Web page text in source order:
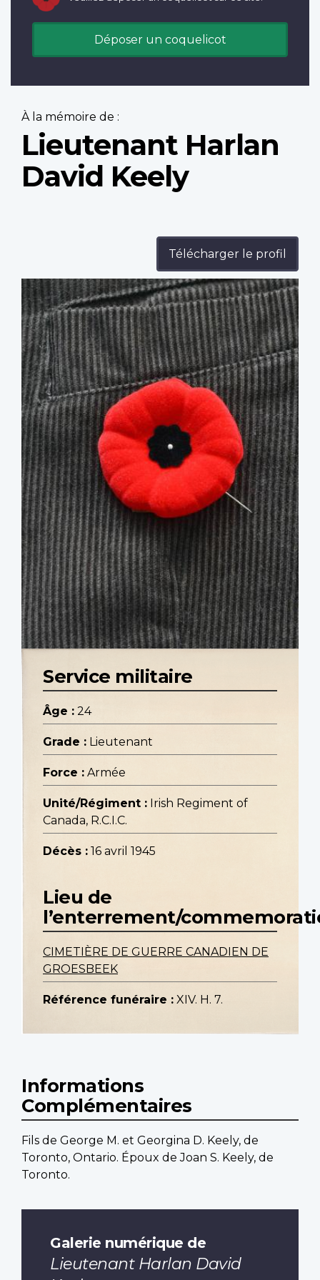
Déposer un coquelicot
À la mémoire de :
Lieutenant Harlan
David Keely
Télécharger le profil
Profile
image
Service militaire
Âge : 24
Grade : Lieutenant
Force : Armée
Unité/Régiment : Irish Regiment of
Canada, R.C.I.C.
Décès : 16 avril 1945
Lieu de
l’enterrement/
CIMETIÈRE DE GUERRE CANADIEN DE
GROESBEEK
Référence funéraire : XIV. H. 7.
Informations
Complémentaires
Fils de George M. et Georgina D. Keely, de
Toronto, Ontario. Époux de Joan S. Keely, de
Toronto.
Galerie numérique de
Lieutenant Harlan David